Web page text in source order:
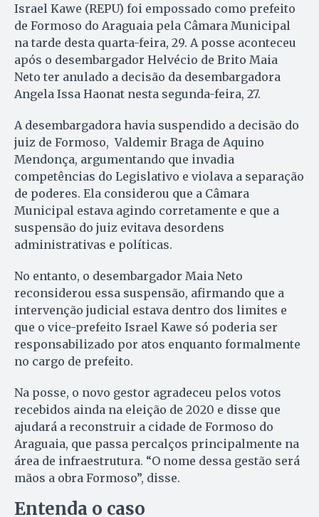
Israel Kawe (REPU) foi empossado como prefeito
de Formoso do Araguaia pela Câmara Municipal
na tarde desta quarta-feira, 29. A posse aconteceu
após o desembargador Helvécio de Brito Maia
Neto ter anulado a decisão da desembargadora
Angela Issa Haonat nesta segunda-feira, 27.
A desembargadora havia suspendido a decisão do
juiz de Formoso, Valdemir Braga de Aquino
Mendonça, argumentando que invadia
competências do Legislativo e violava a separação
de poderes. Ela considerou que a Câmara
Municipal estava agindo corretamente e que a
suspensão do juiz evitava desordens
administrativas e políticas.
No entanto, o desembargador Maia Neto
reconsiderou essa suspensão, afirmando que a
intervenção judicial estava dentro dos limites e
que o vice-prefeito Israel Kawe só poderia ser
responsabilizado por atos enquanto formalmente
no cargo de prefeito.
Na posse, o novo gestor agradeceu pelos votos
recebidos ainda na eleição de 2020 e disse que
ajudará a reconstruir a cidade de Formoso do
Araguaia, que passa percalços principalmente na
área de infraestrutura. “O nome dessa gestão será
mãos a obra Formoso”, disse.
Entenda o caso